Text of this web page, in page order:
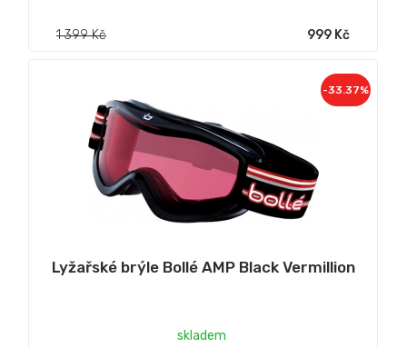
1 399 Kč 999 Kč
-33.37%
Lyžařské brýle Bollé AMP Black Vermillion
skladem